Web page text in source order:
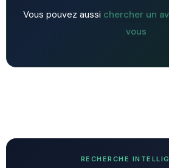
Vous pouvez aussi chercher un
vous
RECHERCHE